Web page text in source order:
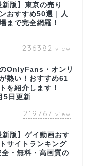
新版】東京の売り
おすすめ50選｜人
まで完全網羅！
236382 view
OnlyFans・オンリ
熱い！おすすめ61
を紹介します！
5日更新
219767 view
新版】ゲイ動画おす
サイトランキング
・無料・高画質の